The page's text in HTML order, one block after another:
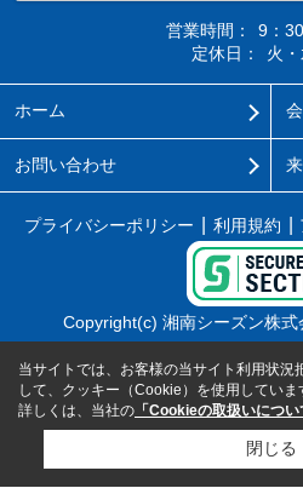
営業時間：
9：
定休日：
火
ホーム
お問い合わせ
プライバシーポリシー 利用規約
Copyright(c) 湘南シーズン株式
当サイトでは、お客様の当サイト利用状況
して、クッキー（Cookie）を使用していま
詳しくは、当社の 「Cookieの取扱いについ
閉じる